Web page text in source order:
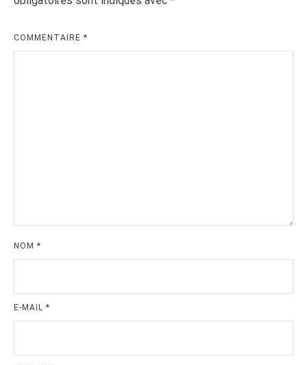
COMMENTAIRE *
NOM *
E-MAIL *